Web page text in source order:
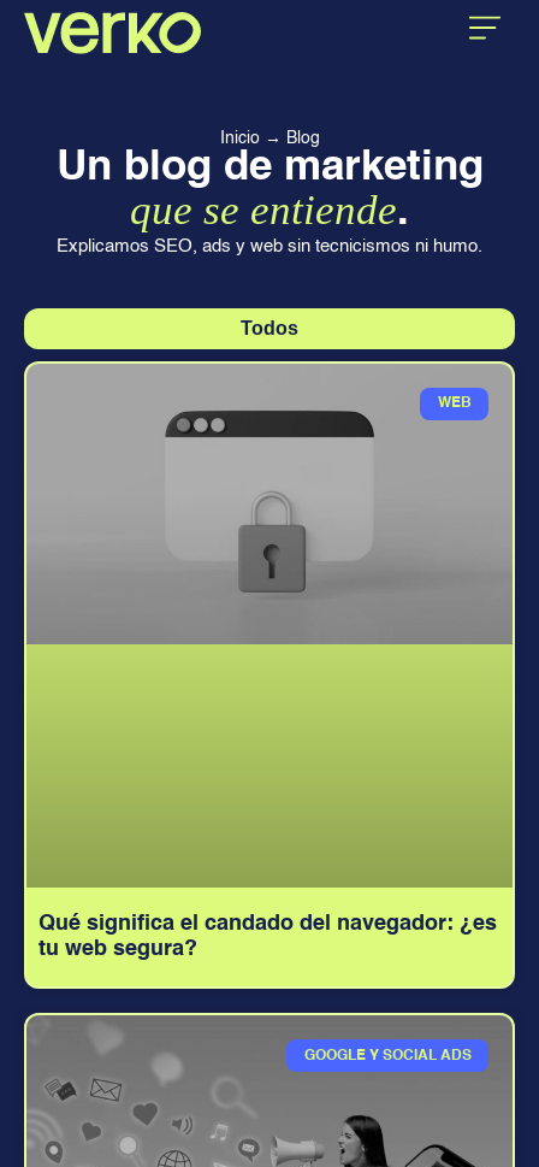
Inicio→ Blog
Un blog de marketing
que se entiende.
Explicamos SEO, ads y web sin tecnicismos ni humo.
Todos
WEB
Qué significa el candado del navegador: ¿es
tu web segura?
GOOGLE Y SOCIAL ADS